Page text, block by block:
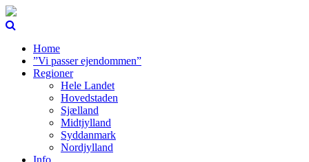
Home
”Vi passer ejendommen”
Regioner
Hele Landet
Hovedstaden
Sjælland
Midtjylland
Syddanmark
Nordjylland
Info